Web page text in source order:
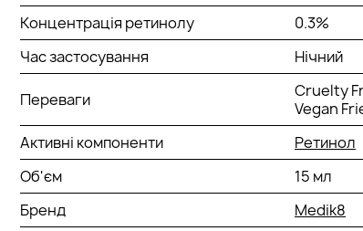
Концентрація ретинолу
0.3%
Час застосування
Нічний
Переваги
Cruelty
Vegan
Активні компоненти
Ретинол
Об'єм
15 мл
Бренд
Medik8